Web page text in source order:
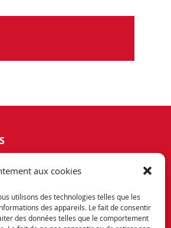
aux cookies
utilisons des technologies telles que les
des appareils. Le fait de consentir
des données telles que le comportement